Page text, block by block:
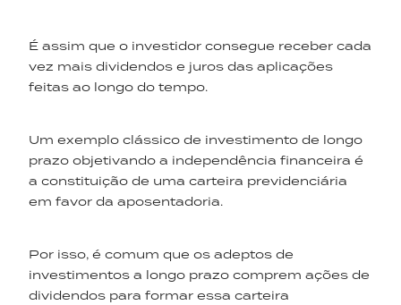
É assim que o investidor consegue receber cada
vez mais dividendos e juros das aplicações
feitas ao longo do tempo.
Um exemplo clássico de investimento de longo
prazo objetivando a independência financeira é
a constituição de uma carteira previdenciária
em favor da aposentadoria.
Por isso, é comum que os adeptos de
investimentos a longo prazo comprem ações de
dividendos para formar essa carteira